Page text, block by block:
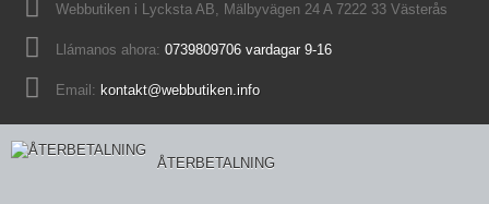
Webbutiken i Lycksta AB, Mälbyvägen 24 A 7222 33 Västerås
Llámanos ahora: 0739809706 vardagar 9-16
Email: kontakt@webbutiken.info
ÅTERBETALNING